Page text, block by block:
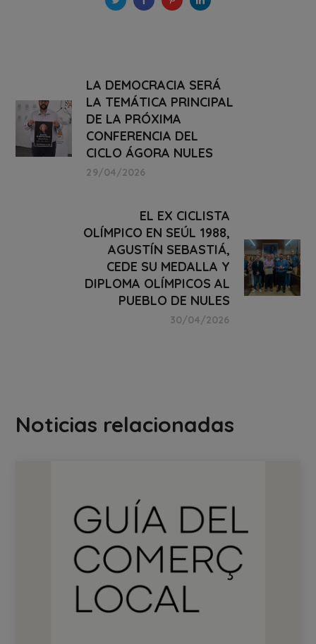
LA DEMOCRACIA SERÁ
LA TEMÁTICA PRINCIPAL
DE LA PRÓXIMA
CONFERENCIA DEL
CICLO ÁGORA NULES
29/04/2026
EL EX CICLISTA
OLÍMPICO EN SEÚL 1988,
AGUSTÍN SEBASTIÁ,
CEDE SU MEDALLA Y
DIPLOMA OLÍMPICOS AL
PUEBLO DE NULES
30/04/2026
Noticias relacionadas